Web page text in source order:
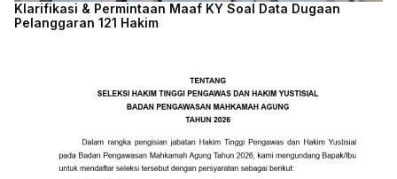
Klarifikasi & Permintaan Maaf KY Soal Data Dugaan
Pelanggaran 121 Hakim